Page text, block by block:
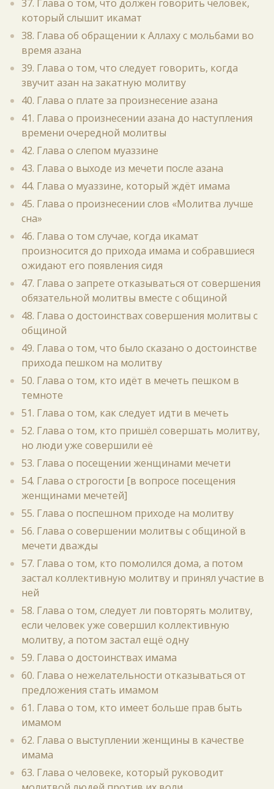
37. Глава о том, что должен говорить человек,
который слышит икамат
38. Глава об обращении к Аллаху с мольбами во
время азана
39. Глава о том, что следует говорить, когда
звучит азан на закатную молитву
40. Глава о плате за произнесение азана
41. Глава о произнесении азана до наступления
времени очередной молитвы
42. Глава о слепом муаззине
43. Глава о выходе из мечети после азана
44. Глава о муаззине, который ждёт имама
45. Глава о произнесении слов «Молитва лучше
сна»
46. Глава о том случае, когда икамат
произносится до прихода имама и собравшиеся
ожидают его появления сидя
47. Глава о запрете отказываться от совершения
обязательной молитвы вместе с общиной
48. Глава о достоинствах совершения молитвы с
общиной
49. Глава о том, что было сказано о достоинстве
прихода пешком на молитву
50. Глава о том, кто идёт в мечеть пешком в
темноте
51. Глава о том, как следует идти в мечеть
52. Глава о том, кто пришёл совершать молитву,
но люди уже совершили её
53. Глава о посещении женщинами мечети
54. Глава о строгости [в вопросе посещения
женщинами мечетей]
55. Глава о поспешном приходе на молитву
56. Глава о совершении молитвы с общиной в
мечети дважды
57. Глава о том, кто помолился дома, а потом
застал коллективную молитву и принял участие в
ней
58. Глава о том, следует ли повторять молитву,
если человек уже совершил коллективную
молитву, а потом застал ещё одну
59. Глава о достоинствах имама
60. Глава о нежелательности отказываться от
предложения стать имамом
61. Глава о том, кто имеет больше прав быть
имамом
62. Глава о выступлении женщины в качестве
имама
63. Глава о человеке, который руководит